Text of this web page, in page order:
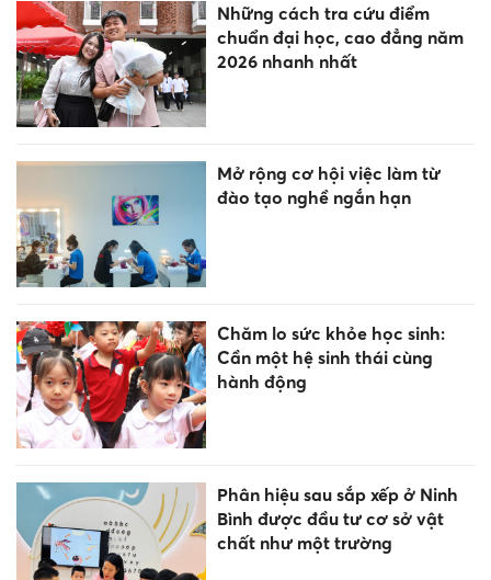
Những cách tra cứu điểm
chuẩn đại học, cao đẳng năm
2026 nhanh nhất
Mở rộng cơ hội việc làm từ
đào tạo nghề ngắn hạn
Chăm lo sức khỏe học sinh:
Cần một hệ sinh thái cùng
hành động
Phân hiệu sau sắp xếp ở Ninh
Bình được đầu tư cơ sở vật
chất như một trường